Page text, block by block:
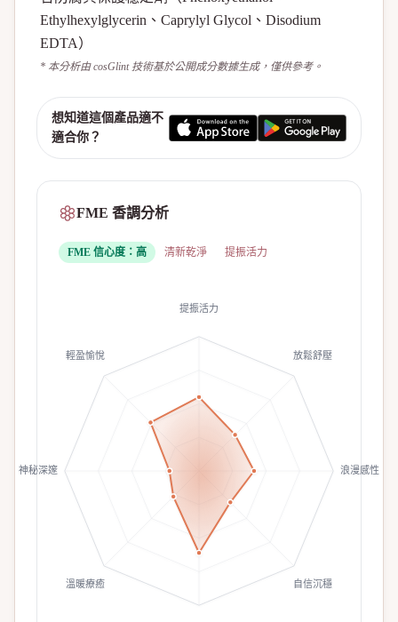
Ethylhexylglycerin、Caprylyl Glycol、Disodium
EDTA）
* 本分析由 cosGlint 技術基於公開成分數據生成，僅供參考。
想知道這個產品適不
適合你？
FME 香調分析
FME 信心度： 高 清新乾淨 提振活力
提振活力
放鬆舒壓
浪漫感性
自信沉穩
溫暖療癒
神秘深邃
輕盈愉悅